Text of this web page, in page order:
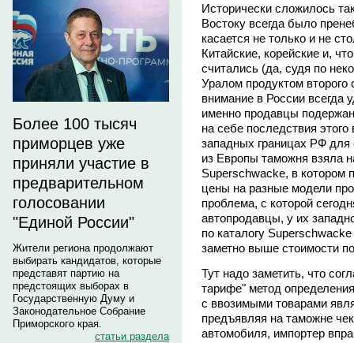
Более 100 тысяч
приморцев уже
приняли участие в
предварительном
голосовании
"Единой России"
Жители региона продолжают
выбирать кандидатов, которые
представят партию на
предстоящих выборах в
Государственную Думу и
Законодательное Собрание
Приморского края.
статьи раздела
Исторически сложилось
Востоку всегда было
касается не только и не
Китайские, корейские и,
считались (да, судя по
Уралом продуктом второго
внимание в России всегда
именно продавцы
на себе последствия
западных границах РФ для
из Европы таможня взяла
Superschwacke, в котором
цены на разные модели
проблема, с которой
автопродавцы, у их
по каталогу
заметно выше стоимости
Тут надо заметить, что
тарифе" метод
с ввозимыми товарами
предъявляя на таможне
автомобиля, импортер